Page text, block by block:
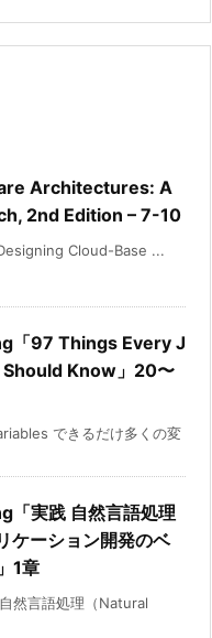
Architectures: A
2nd Edition – 7-10
Cloud-Base ...
「97 Things Every J
Know」20〜
できるだけ多くの変
「実践 自然言語処理
ケーション開発のベ
1章
然言語処理（Natural